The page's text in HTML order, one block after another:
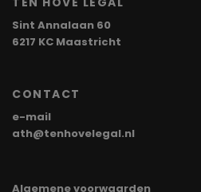
Sint Annalaan 60
6217 KC Maastricht
CONTACT
e-mail
ath@tenhovelegal.nl
Algemene voorwaarden